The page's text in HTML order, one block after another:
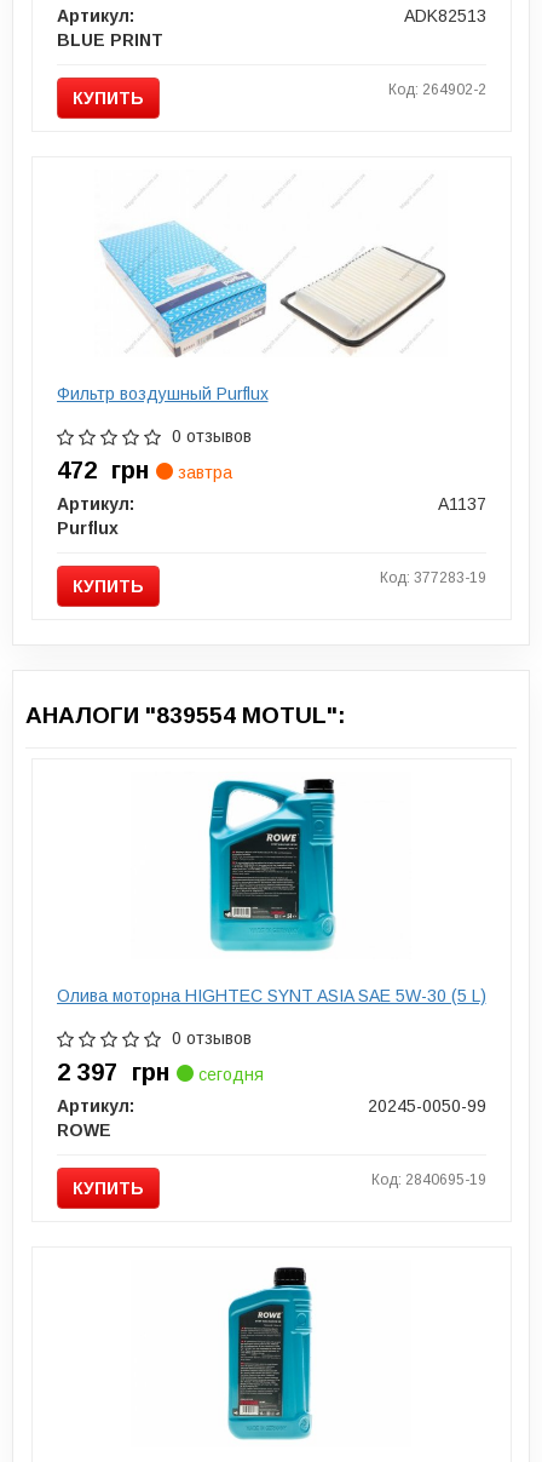
Артикул:
ADK82513
BLUE PRINT
КУПИТЬ Код: 264902-2
Фильтр воздушный Purflux
0 отзывов
472 грн
завтра
Артикул:
A1137
Purflux
КУПИТЬ Код: 377283-19
АНАЛОГИ "839554 MOTUL":
Олива моторна HIGHTEC SYNT ASIA SAE 5W-30 (5 L)
0 отзывов
2 397 грн
сегодня
Артикул:
20245-0050-99
ROWE
КУПИТЬ Код: 2840695-19